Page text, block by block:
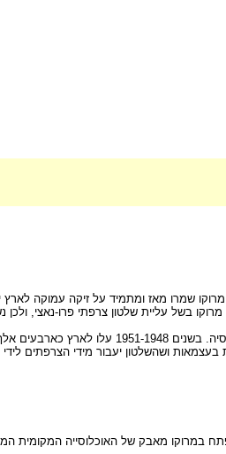
מרוקו שמרו מאז ומתמיד על זיקה עמוקה לארץ
בשל עליית שלטון צרפתי פרו-נאצי, ולכן
אפריקה.
שנים התפתח במרוקו מאבק של האוכלוסייה